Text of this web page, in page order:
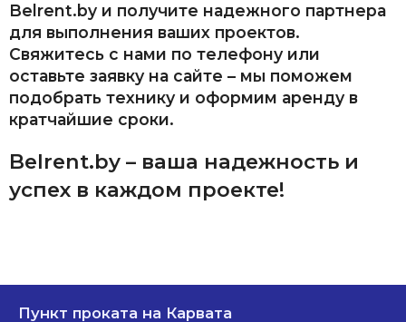
Belrent.by и получите надежного партнера
для выполнения ваших проектов.
Свяжитесь с нами по телефону или
оставьте заявку на сайте – мы поможем
подобрать технику и оформим аренду в
кратчайшие сроки.
Belrent.by – ваша надежность и
успех в каждом проекте!
Пункт проката на Карвата